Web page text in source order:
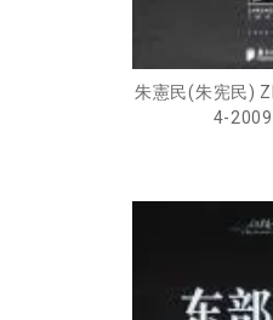
朱憲民(朱宪民)
4-